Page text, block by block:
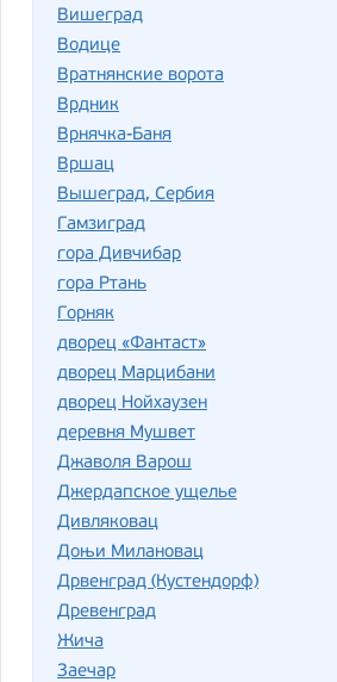
Вишеград
Водице
Вратнянские ворота
Врдник
Врнячка-Баня
Вршац
Вышеград, Сербия
Гамзиград
гора Дивчибар
гора Ртань
Горняк
дворец «Фантаст»
дворец Марцибани
дворец Нойхаузен
деревня Мушвет
Джаволя Варош
Джердапское ущелье
Дивляковац
Доњи Милановац
Дрвенград (Кустендорф)
Древенград
Жича
Заечар